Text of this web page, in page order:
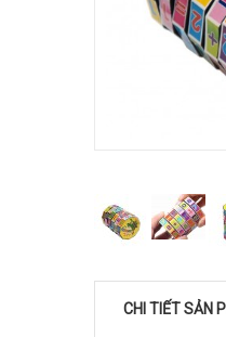
CHI TIẾT SẢN